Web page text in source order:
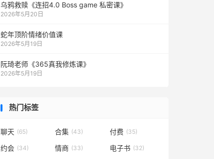
乌鸦救赎《连招4.0 Boss game 私密课》
2026年5月20日
蛇年顶阶情绪价值课
2026年5月19日
阮琦老师《365真我修炼课》
2026年5月19日
热门标签
聊天 (65) 合集 (43) 付费 (35)
约会 (34) 情商 (33) 电子书 (32)